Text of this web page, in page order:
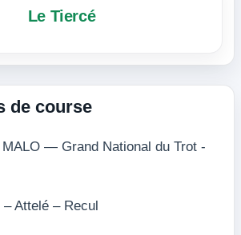
Le Tiercé
de course
MALO — Grand National du Trot -
– Attelé – Recul